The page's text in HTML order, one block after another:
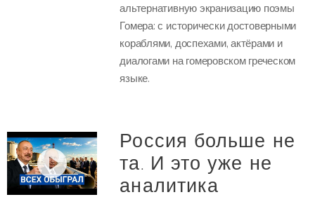
альтернативную экранизацию поэмы
Гомера: с исторически достоверными
кораблями, доспехами, актёрами и
диалогами на гомеровском греческом
языке.
Россия больше не
та. И это уже не
аналитика